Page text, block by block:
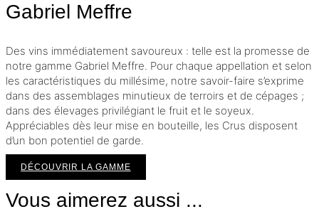
Gabriel Meffre
Des vins immédiatement savoureux : telle est la promesse de
notre gamme Gabriel Meffre. Pour chaque appellation et selon
les caractéristiques du millésime, notre savoir-faire s’exprime
dans des assemblages minutieux de terroirs et de cépages ;
dans des élevages privilégiant le fruit et le soyeux.
Appréciables dès leur mise en bouteille, les Crus disposent
d’un bon potentiel de garde.
DÉCOUVRIR LA GAMME
Vous aimerez aussi ...